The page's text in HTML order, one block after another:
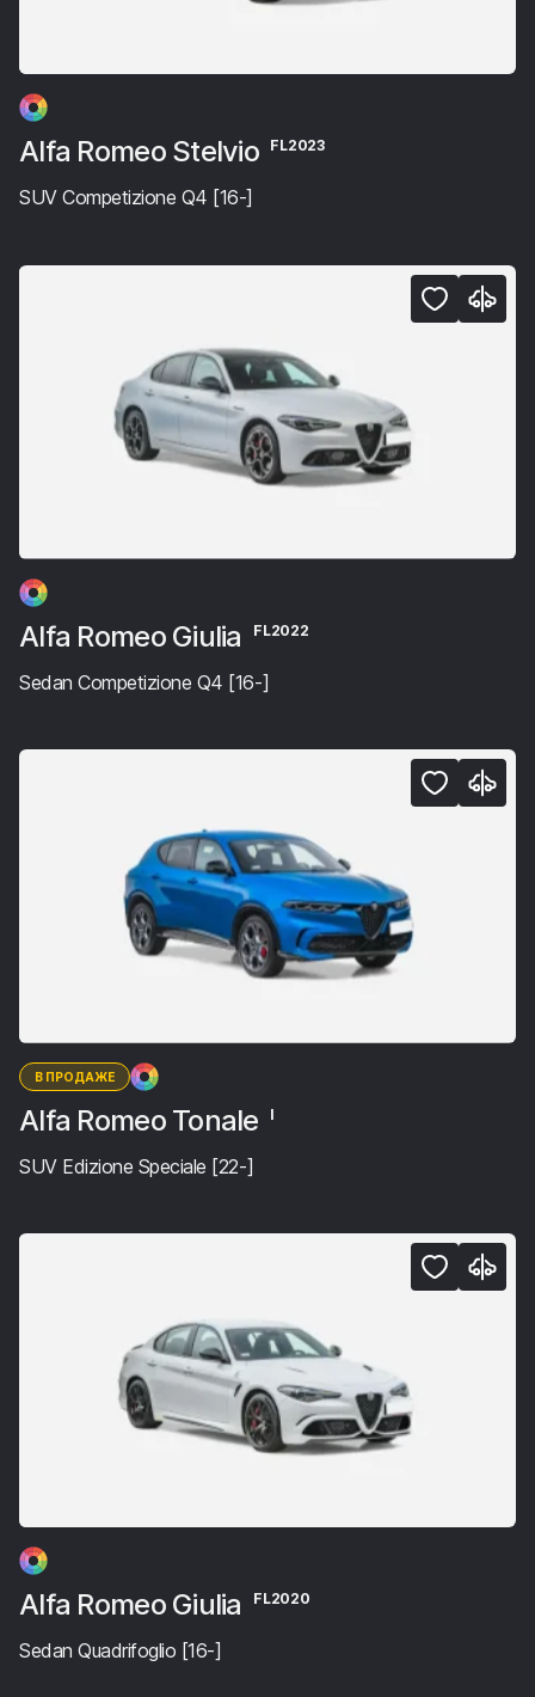
Alfa Romeo Stelvio FL2023
SUV Competizione Q4 [16-]
Alfa Romeo Giulia FL2022
Sedan Competizione Q4 [16-]
В ПРОДАЖЕ
Alfa Romeo Tonale I
SUV Edizione Speciale [22-]
Alfa Romeo Giulia FL2020
Sedan Quadrifoglio [16-]